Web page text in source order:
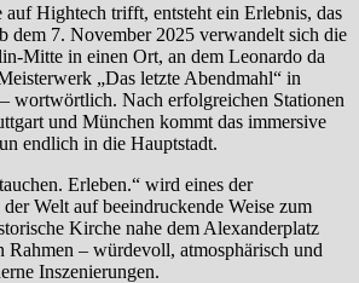
auf Hightech trifft, entsteht ein Erlebnis, das
dem 7. November 2025 verwandelt sich die
Mitte in einen Ort, an dem Leonardo da
„Das letzte Abendmahl“ in
wortwörtlich. Nach erfolgreichen Stationen
und München kommt das immersive
endlich in die Hauptstadt.
Erleben.“ wird eines der
Welt auf beeindruckende Weise zum
Kirche nahe dem Alexanderplatz
Rahmen – würdevoll, atmosphärisch und
Inszenierungen.